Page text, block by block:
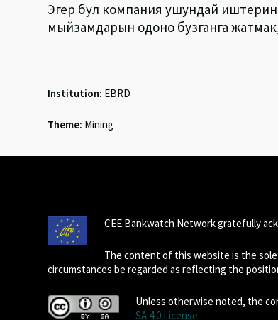
Эгер бул компания ушундай иштерин
мыйзамдарын одоно бузганга
Institution: EBRD
Theme: Mining
CEE Bankwatch Network gratefully
The content of this website is the
circumstances be regarded as reflecting the
Unless otherwise noted, the
SA 4.0 License